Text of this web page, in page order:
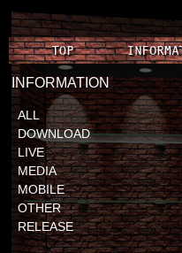
INFORMATION
ALL
DOWNLOAD
LIVE
MEDIA
MOBILE
OTHER
RELEASE